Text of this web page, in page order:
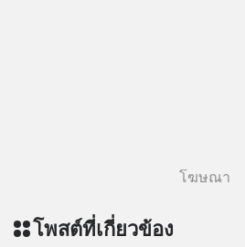
โฆษณา
โพสต์ที่เกี่ยวข้อง